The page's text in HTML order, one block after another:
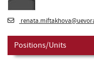
Positions/Units